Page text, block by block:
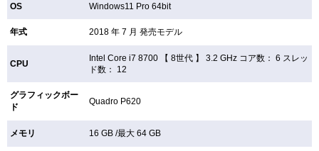
OS Windows11 Pro 64bit
年式 2018 年 7 月 発売モデル
CPU
Intel Core i7 8700 【8世代 】 3.2 GHz コア数： 6 スレッ
ド数： 12
グラフィックボー
ド
Quadro P620
メモリ 16 GB /最大 64 GB